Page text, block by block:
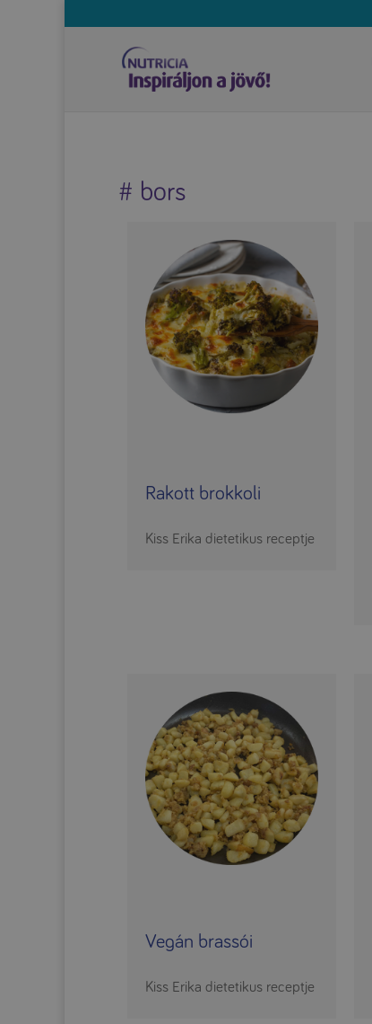
# bors
Rakott brokkoli
Kiss Erika dietetikus receptje
Vegán brassói
Kiss Erika dietetikus receptje